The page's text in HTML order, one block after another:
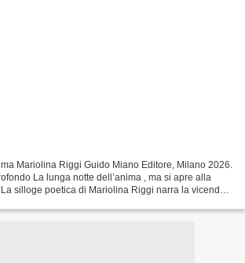
Mariolina Riggi Guido Miano Editore, Milano 2026.
La lunga notte dell’anima , ma si apre alla
silloge poetica di Mariolina Riggi narra la vicenda